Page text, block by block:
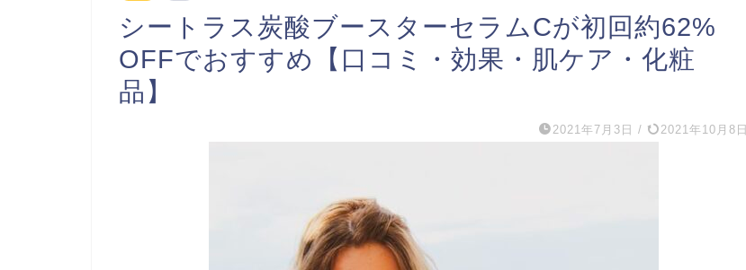
シートラス炭酸ブースターセラムCが初回約62%
OFFでおすすめ【口コミ・効果・肌ケア・化粧
品】
2021年7月3日 / 2021年10月8日